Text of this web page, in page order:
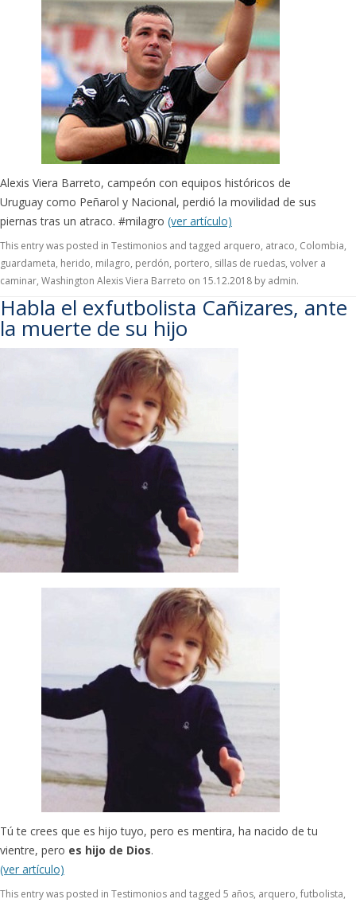
Alexis Viera Barreto, campeón con equipos históricos de
Uruguay como Peñarol y Nacional, perdió la movilidad de sus
piernas tras un atraco. #milagro (ver artículo)
This entry was posted in Testimonios and tagged arquero, atraco, Colombia,
guardameta, herido, milagro, perdón, portero, sillas de ruedas, volver a
caminar, Washington Alexis Viera Barreto on 15.12.2018 by admin.
Habla el exfutbolista Cañizares, ante
la muerte de su hijo
Tú te crees que es hijo tuyo, pero es mentira, ha nacido de tu
vientre, pero es hijo de Dios.
(ver artículo)
This entry was posted in Testimonios and tagged 5 años, arquero, futbolista,